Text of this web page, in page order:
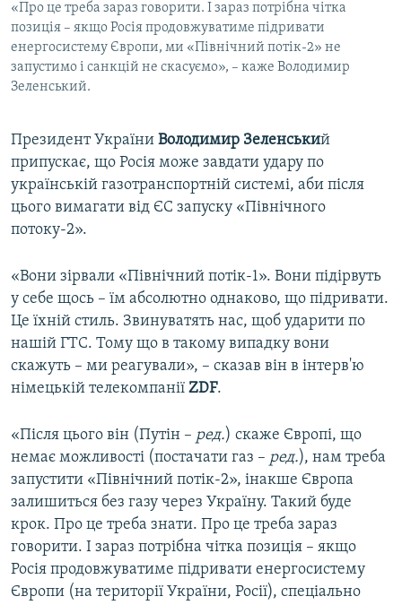
ІНФОГРАФІКА
ДОЛУЧАЙСЯ!
«Про це треба зараз говорити. І зараз потрібна чітка
позиція – якщо Росія продовжуватиме підривати
енергосистему Європи, ми «Північний потік-2» не
запустимо і санкцій не скасуємо», – каже Володимир
Зеленський.
Президент України Володимир Зеленський
припускає, що Росія може завдати удару по
українській газотранспортній системі, аби після
цього вимагати від ЄС запуску «Північного
потоку-2».
«Вони зірвали «Північний потік-1». Вони підірвуть
у себе щось – їм абсолютно однаково, що підривати.
Це їхній стиль. Звинуватять нас, щоб ударити по
нашій ГТС. Тому що в такому випадку вони
скажуть – ми реагували», – сказав він в інтерв'ю
німецькій телекомпанії ZDF.
«Після цього він (Путін – ред.) скаже Європі, що
немає можливості (постачати газ – ред.), нам треба
запустити «Північний потік-2», інакше Європа
залишиться без газу через Україну. Такий буде
крок. Про це треба знати. Про це треба зараз
говорити. І зараз потрібна чітка позиція – якщо
Росія продовжуватиме підривати енергосистему
Європи (на території України, Росії), спеціально